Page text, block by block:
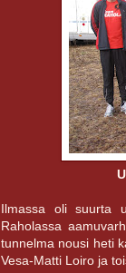
Ilmassa oli suurta
Raholassa
tunnelma nousi heti
Vesa-Matti Loiro ja